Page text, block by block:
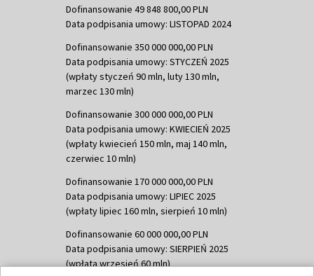
Dofinansowanie 49 848 800,00 PLN
Data podpisania umowy: LISTOPAD 2024
Dofinansowanie 350 000 000,00 PLN
Data podpisania umowy: STYCZEŃ 2025
(wpłaty styczeń 90 mln, luty 130 mln,
marzec 130 mln)
Dofinansowanie 300 000 000,00 PLN
Data podpisania umowy: KWIECIEŃ 2025
(wpłaty kwiecień 150 mln, maj 140 mln,
czerwiec 10 mln)
Dofinansowanie 170 000 000,00 PLN
Data podpisania umowy: LIPIEC 2025
(wpłaty lipiec 160 mln, sierpień 10 mln)
Dofinansowanie 60 000 000,00 PLN
Data podpisania umowy: SIERPIEŃ 2025
(wpłata wrzesień 60 mln)